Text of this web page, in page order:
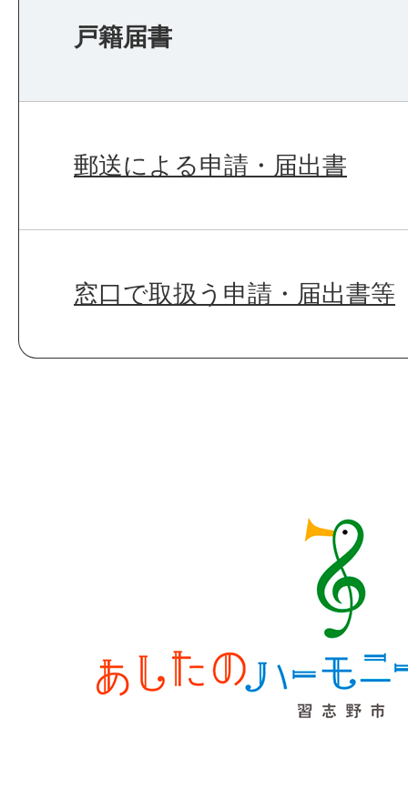
戸籍届書
郵送による申請・届出書
窓口で取扱う申請・届出書等